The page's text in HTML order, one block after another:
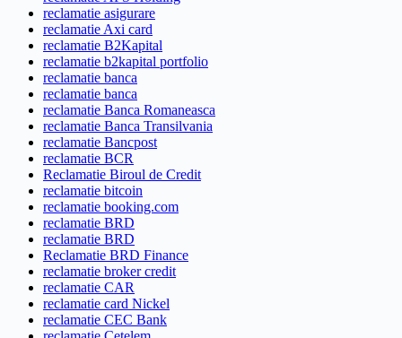
reclamatie asigurare
reclamatie Axi card
reclamatie B2Kapital
reclamatie b2kapital portfolio
reclamatie banca
reclamatie banca
reclamatie Banca Romaneasca
reclamatie Banca Transilvania
reclamatie Bancpost
reclamatie BCR
Reclamatie Biroul de Credit
reclamatie bitcoin
reclamatie booking.com
reclamatie BRD
reclamatie BRD
Reclamatie BRD Finance
reclamatie broker credit
reclamatie CAR
reclamatie card Nickel
reclamatie CEC Bank